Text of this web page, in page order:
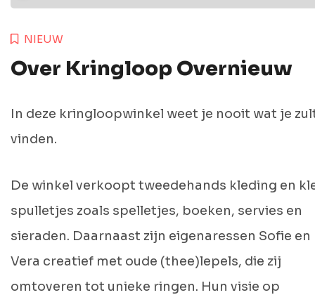
NIEUW
Over Kringloop Overnieuw
In deze kringloopwinkel weet je nooit wat je
vinden.
De winkel verkoopt tweedehands kleding en
spulletjes zoals spelletjes, boeken, servies en
sieraden. Daarnaast zijn eigenaressen Sofie en
Vera creatief met oude (thee)lepels, die zij
omtoveren tot unieke ringen. Hun visie op